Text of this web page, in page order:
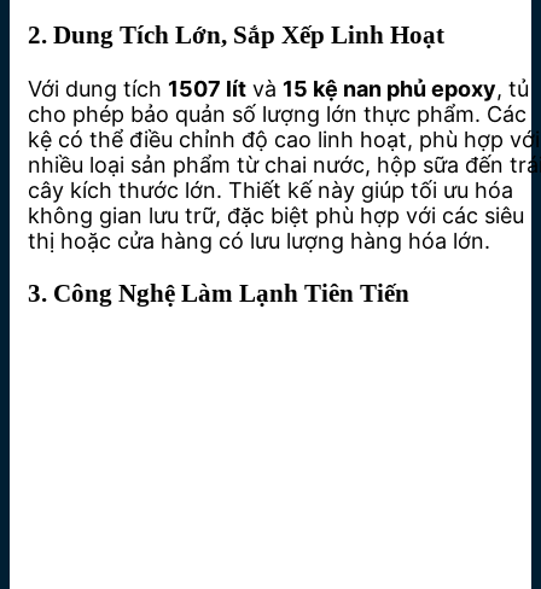
2. Dung Tích Lớn, Sắp Xếp Linh Hoạt
Với dung tích 1507 lít và 15 kệ nan phủ epoxy, tủ
cho phép bảo quản số lượng lớn thực phẩm. Các
kệ có thể điều chỉnh độ cao linh hoạt, phù hợp với
nhiều loại sản phẩm từ chai nước, hộp sữa đến
cây kích thước lớn. Thiết kế này giúp tối ưu hóa
không gian lưu trữ, đặc biệt phù hợp với các siêu
thị hoặc cửa hàng có lưu lượng hàng hóa lớn.
3. Công Nghệ Làm Lạnh Tiên Tiến